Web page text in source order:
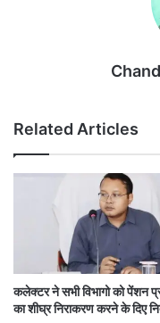
Related Articles
कलेक्टर ने सभी विभागो को पेंशन
का शीघ्र निराकरण करने के दिए